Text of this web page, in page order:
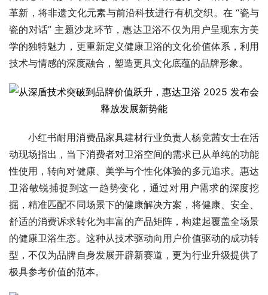
革新，将非遗文化元素与前沿科技进行有机交织。在 “瓷与
瓷的对话” 主题沙龙环节，惠达卫浴不仅为用户呈现东方美
学的独特魅力，更重新定义健康卫浴的文化价值体系，利用
技术与情感的深度融合，塑造更具文化底蕴的品牌形象。
小红书耐用消费品家具建材行业负责人杨竞茜女士在活
动现场指出，当下消费者对卫浴空间的需求已从单纯的功能
性使用，转向对健康、美学与个性化体验的多元追求。惠达
卫浴敏锐捕捉到这一趋势变化，通过对用户需求的深度挖
掘，精准匹配不同场景下的健康解决方案，将健康、安全、
舒适的消费诉求转化为丰富的产品矩阵，构建起覆盖全场景
的健康卫浴生态。这种从技术驱动向用户价值驱动的成功转
型，不仅为品牌自身发展开辟新赛道，更为行业升级提供了
极具参考价值的范本。